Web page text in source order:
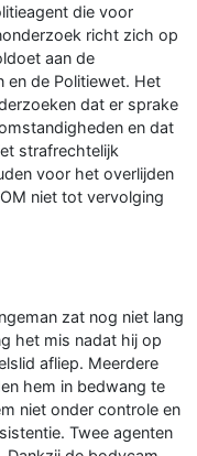
die voor
richt zich op
aan de
en de Politiewet. Het
dat er sprake
en dat
strafrechtelijk
voor het overlijden
niet tot vervolging
zat nog niet lang
het mis nadat hij op
afliep. Meerdere
hem in bedwang te
niet onder controle en
Twee agenten